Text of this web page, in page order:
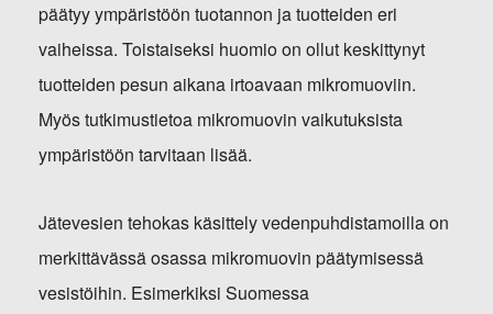
päätyy ympäristöön tuotannon ja tuotteiden eri
vaiheissa. Toistaiseksi huomio on ollut keskittynyt
tuotteiden pesun aikana irtoavaan mikromuoviin.
Myös tutkimustietoa mikromuovin vaikutuksista
ympäristöön tarvitaan lisää.
Jätevesien tehokas käsittely vedenpuhdistamoilla on
merkittävässä osassa mikromuovin päätymisessä
vesistöihin. Esimerkiksi Suomessa